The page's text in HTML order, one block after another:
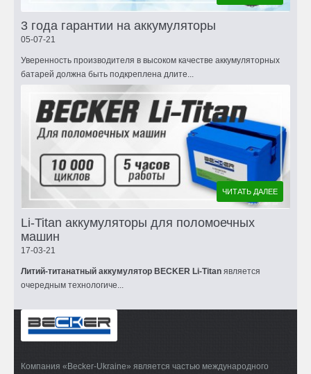
3 года гарантии на аккумуляторы
05-07-21
Уверенность производителя в высоком качестве аккумуляторных
батарей должна быть подкреплена длите...
ЧИТАТЬ ДАЛЕЕ
Li-Titan аккумуляторы для поломоечных
машин
17-03-21
Литий-титанатный аккумулятор BECKER Li-Titan является
очередным технологиче...
Компания «Becker-Ukraine» является частью международного